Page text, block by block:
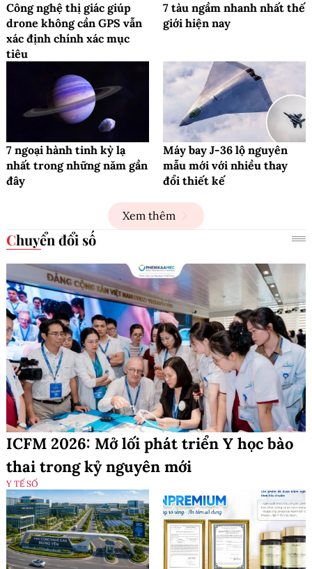
Công nghệ thị giác giúp
drone không cần GPS vẫn
xác định chính xác mục
tiêu
7 tàu ngầm nhanh nhất thế
giới hiện nay
7 ngoại hành tinh kỳ lạ
nhất trong những năm gần
đây
Máy bay J-36 lộ nguyên
mẫu mới với nhiều thay
đổi thiết kế
Xem thêm
Chuyển đổi số
ICFM 2026: Mở lối phát triển Y học bào
thai trong kỷ nguyên mới
Y TẾ SỐ